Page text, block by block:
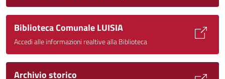
Biblioteca Comunale LUISIA
Accedi alle informazioni realtive alla Biblioteca
Archivio storico